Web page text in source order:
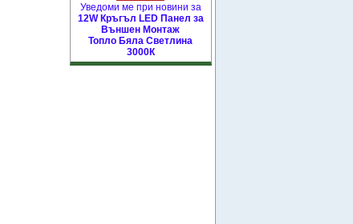
Уведоми ме при новини за
12W Кръгъл LED Панел за
Външен Монтаж
Топло Бяла Светлина
3000К